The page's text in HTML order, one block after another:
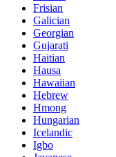
Frisian
Galician
Georgian
Gujarati
Haitian
Hausa
Hawaiian
Hebrew
Hmong
Hungarian
Icelandic
Igbo